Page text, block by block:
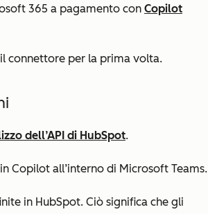
365 a pagamento con Copilot
connettore per la prima volta.
dell’API di HubSpot.
Copilot all’interno di Microsoft Teams.
in HubSpot. Ciò significa che gli